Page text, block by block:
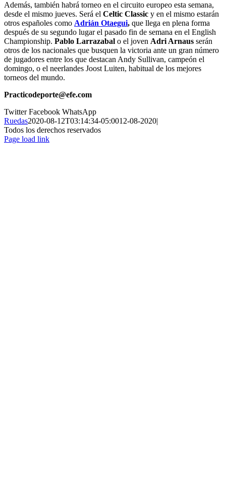
Además, también habrá torneo en el circuito europeo esta semana,
desde el mismo jueves. Será el Celtic Classic y en el mismo estarán
otros españoles como Adrián Otaegui, que llega en plena forma
después de su segundo lugar el pasado fin de semana en el English
Championship. Pablo Larrazabal o el joven Adri Arnaus serán
otros de los nacionales que busquen la victoria ante un gran número
de jugadores entre los que destacan Andy Sullivan, campeón el
domingo, o el neerlandes Joost Luiten, habitual de los mejores
torneos del mundo.
Practicodeporte@efe.com
TwitterFacebook WhatsApp
Ruedas2020-08-12T03:14:34-05:0012-08-2020|
Todos los derechos reservados
Page load link